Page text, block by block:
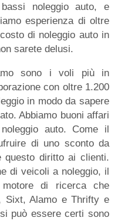
noleggio auto, e
esperienza di oltre
di noleggio auto in
sarete delusi.
sono i voli più in
con oltre 1.200
in modo da sapere
Abbiamo buoni affari
auto. Come il
di uno sconto da
questo diritto ai clienti.
di veicoli a noleggio, il
di ricerca che
Sixt, Alamo e Thrifty e
può essere certi sono